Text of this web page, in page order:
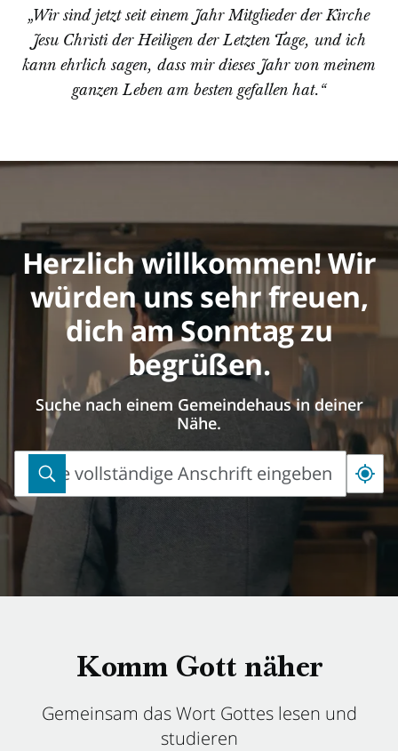
„Wir sind jetzt seit einem Jahr Mitglieder der Kirche
Jesu Christi der Heiligen der Letzten Tage, und ich
kann ehrlich sagen, dass mir dieses Jahr von meinem
ganzen Leben am besten gefallen hat.“
Herzlich willkommen! Wir
würden uns sehr freuen,
dich am Sonntag zu
begrüßen.
Suche nach einem Gemeindehaus in deiner
Nähe.
Bitte vollständige Anschrift eingeben
Bitte
vollständige
Anschrift
Komm Gott näher
Gemeinsam das Wort Gottes lesen und
studieren